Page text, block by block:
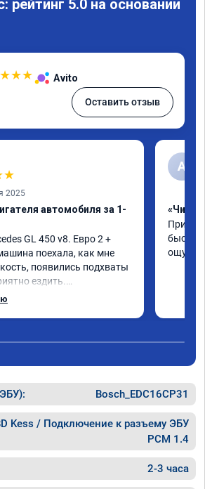
рейтинг 5.0 на основании
★★★ Avito
Оставить отзыв
★
2025
автомобиля за 1-
GL 450 v8. Евро 2 +
поехала, как мне
появились подхваты
ездить.
в авто! 🔥
A
«Чип
Bosch_EDC16CP31
Kess / Подключение к разъему ЭБУ
PCM 1.4
2-3 часа